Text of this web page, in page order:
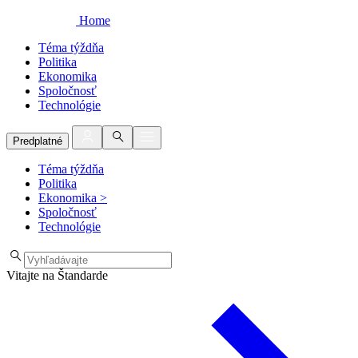
Home
Téma týždňa
Politika
Ekonomika
Spoločnosť
Technológie
Predplatné
Téma týždňa
Politika
Ekonomika >
Spoločnosť
Technológie
Vitajte na Štandarde